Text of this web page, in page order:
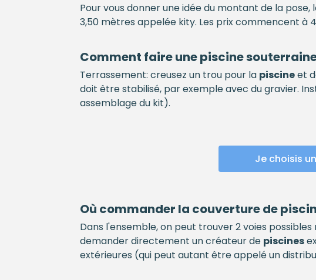
Pour vous donner une idée du montant de la
3,50 mètres appelée kity. Les prix commencent
Comment faire unepiscine
Terrassement: creusez un trou pour la piscineet
doit être stabilisé, par exemple avec du gravier.
assemblage du kit).
Je choisis
Où commander la couverture de
Dans l'ensemble, on peut trouver 2 voies
demander directement un créateur de piscines
extérieures (qui peut autant être appelé un